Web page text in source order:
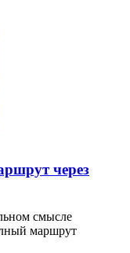
через
смысле
маршрут